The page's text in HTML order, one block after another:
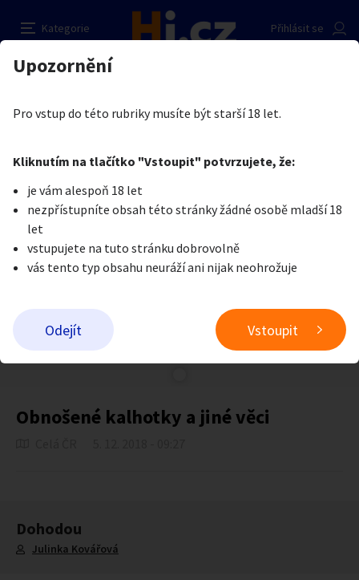
Kategorie
Přihlásit se
Auto-moto
Reality a bydlení Seznamka
Zvířata
Stroje a nářadí PC a elektro Sport a hobby
Sběratelství
Přidat inzerát
Erotika
Je nám líto, ale tenhle inzerát již není aktuální.
Obnošené kalhotky a jiné věci
Dohodou
Julinka Kovářová
Obnošené kalhotky a jiné věci
Prodávající
Pošlete uživateli zprávu
Nahlásit inzerát
Upozornění
Pro vstup do této rubriky musíte být starší 18 let.
Kliknutím na tlačítko "Vstoupit" potvrzujete, že:
je vám alespoň 18 let
nezpřístupníte obsah této stránky žádné osobě mladší 18
let
vstupujete na tuto stránku dobrovolně
vás tento typ obsahu neuráží ani nijak neohrožuje
Odejít Vstoupit